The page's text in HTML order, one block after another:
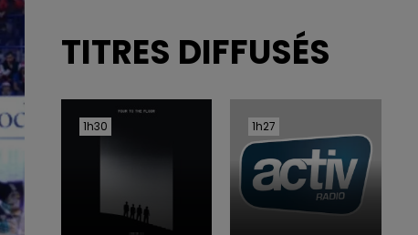
TITRES DIFFUSÉS
1h30
1h30 1h27
1h27